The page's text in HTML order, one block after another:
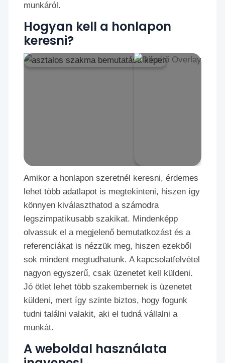
munkáról.
Hogyan kell a honlapon
keresni?
Amikor a honlapon szeretnél keresni, érdemes
lehet több adatlapot is megtekinteni, hiszen így
könnyen kiválaszthatod a számodra
legszimpatikusabb szakikat. Mindenképp
olvassuk el a megjelenő bemutatkozást és a
referenciákat is nézzük meg, hiszen ezekből
sok mindent megtudhatunk. A kapcsolatfelvétel
nagyon egyszerű, csak üzenetet kell küldeni.
Jó ötlet lehet több szakembernek is üzenetet
küldeni, mert így szinte biztos, hogy fogunk
tudni találni valakit, aki el tudná vállalni a
munkát.
A weboldal használata